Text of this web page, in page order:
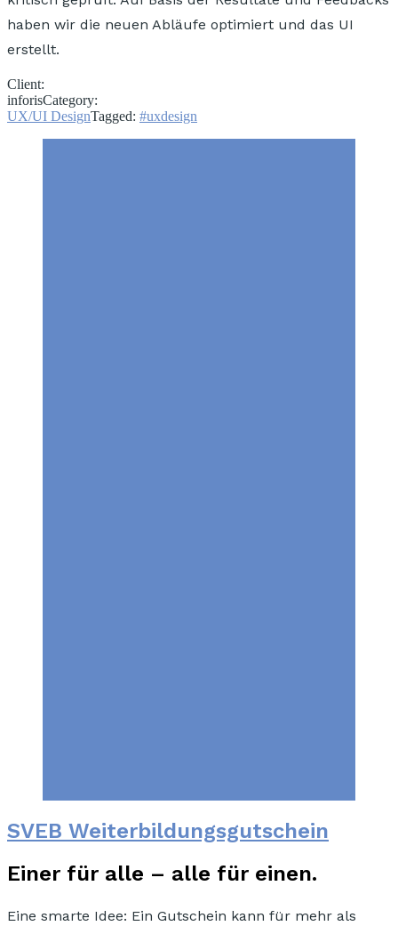
haben wir die neuen Abläufe optimiert und das UI
erstellt.
Client:
inforisCategory:
UX/UI DesignTagged: #uxdesign
SVEB Weiterbildungsgutschein
Einer für alle – alle für einen.
Eine smarte Idee: Ein Gutschein kann für mehr als